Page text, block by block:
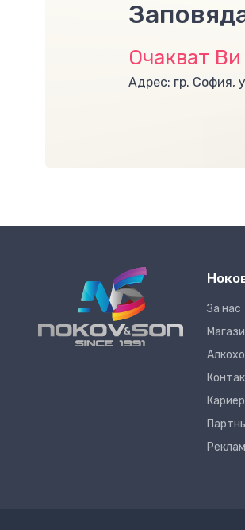
Очакват
Адрес: гр. София,
За нас